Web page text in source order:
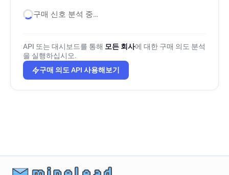
구매 신호 분석 중…
API 또는 대시보드를 통해 모든 회사에 대한 구매 의도 분석
을 실행하십시오.
구매 의도 API 사용해보기